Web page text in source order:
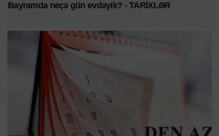
Bayramda neçə gün evdəyik? - TARİXLƏR